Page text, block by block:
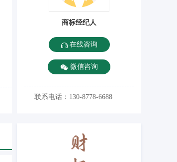
商标经纪人
在线咨询
微信咨询
联系电话：130-8778-6688